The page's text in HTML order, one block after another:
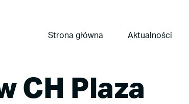
Strona główna Aktualności
CH Plaza